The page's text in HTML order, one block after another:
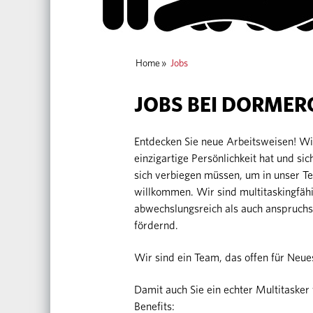
Home » Jobs
JOBS BEI
Entdecken Sie neue Arbeitsweisen!
einzigartige Persönlichkeit hat und
sich verbiegen müssen, um in unser
willkommen. Wir sind
abwechslungsreich als auch
fördernd.
Wir sind ein Team, das offen für
Damit auch Sie ein echter
Benefits: